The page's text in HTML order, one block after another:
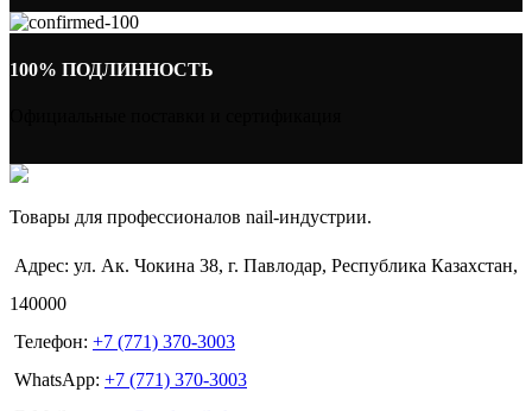
100% ПОДЛИННОСТЬ
Товары для профессионалов nail-индустрии.
Адрес: ул. Ак. Чокина 38, г. Павлодар, Республика Казахстан,
140000
Телефон: +7 (771) 370-3003
WhatsApp: +7 (771) 370-3003